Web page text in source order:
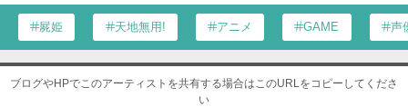
屍姫 天地無用! アニメ GAME 声
ブログやHPでこのアーティストを共有する場合はこのURLをコピーしてくださ
い